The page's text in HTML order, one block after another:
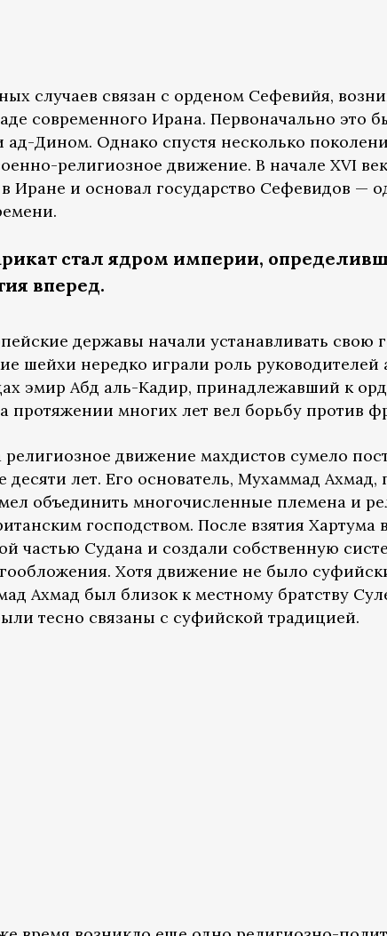
случаев связан с орденом Сефевийя,
современного Ирана. Первоначально это
Дином. Однако спустя несколько
религиозное движение. В начале XVI
Иране и основал государство Сефевидов —
стал ядром империи,
вперед.
державы начали устанавливать
шейхи нередко играли роль
эмир Абд аль-Кадир, принадлежавший к
протяжении многих лет вел борьбу против
движение махдистов сумело
десяти лет. Его основатель, Мухаммад
объединить многочисленные племена и
господством. После взятия Хартума
частью Судана и создали собственную
Хотя движение не было
Ахмад был близок к местному братству
тесно связаны с суфийской традицией.